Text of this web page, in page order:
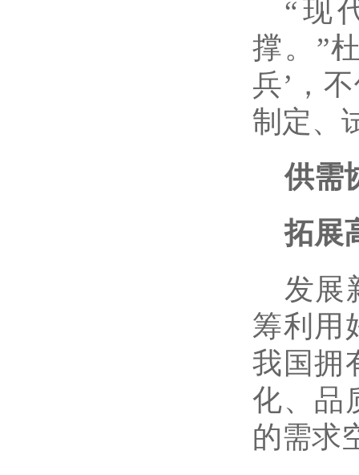
“现
撑。”
兵’，
制定、
供需
拓展
发展
筹利用
我国拥
化、品
的需求